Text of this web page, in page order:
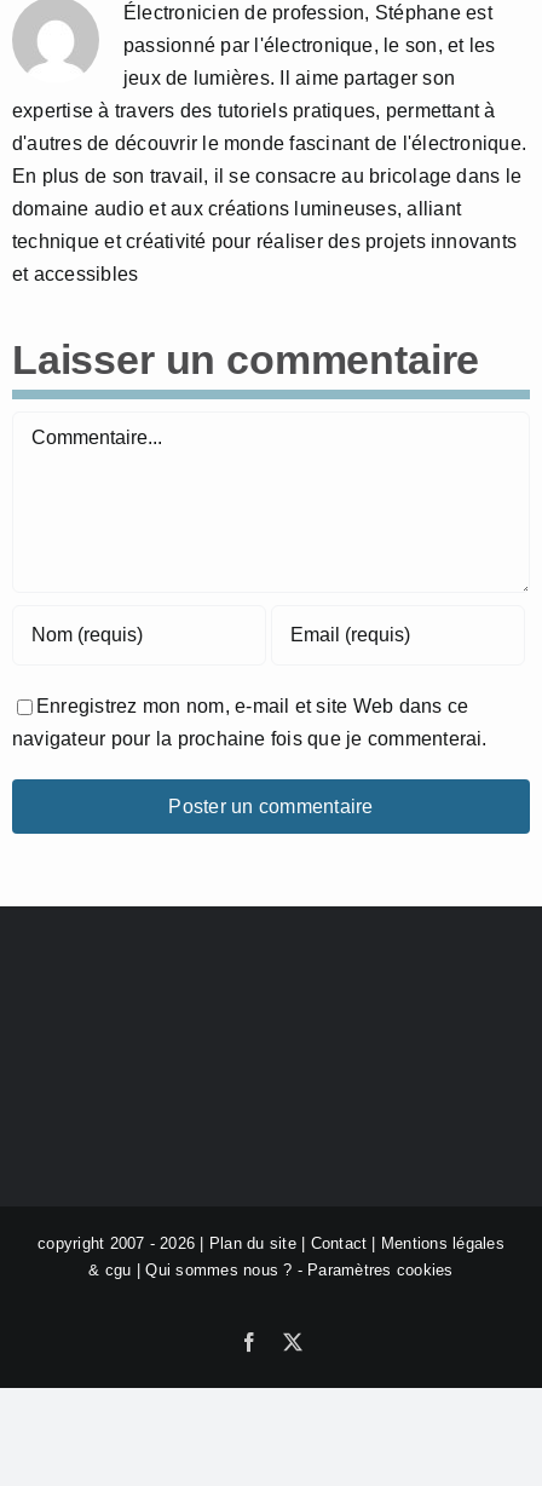
Électronicien de profession, Stéphane est
passionné par l'électronique, le son, et les
jeux de lumières. Il aime partager son
expertise à travers des tutoriels pratiques, permettant à
d'autres de découvrir le monde fascinant de l'électronique.
En plus de son travail, il se consacre au bricolage dans le
domaine audio et aux créations lumineuses, alliant
technique et créativité pour réaliser des projets innovants
et accessibles
Laisser un commentaire
Commentaire
Enregistrez mon nom, e-mail et site Web dans ce
navigateur pour la prochaine fois que je commenterai.
copyright 2007 - 2026 | Plan du site| Contact
Mentions légales
& cgu |Qui sommes nous ? - Paramètres cookies
Facebook